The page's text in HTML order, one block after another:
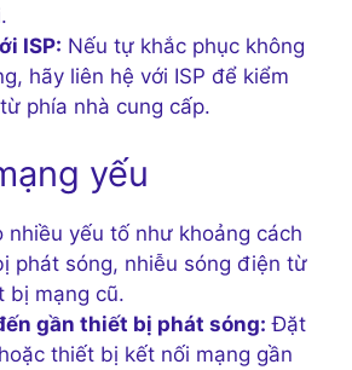
ISP: Nếu tự khắc phục không
hãy liên hệ với ISP để kiểm
phía nhà cung cấp.
yếu
nhiều yếu tố như khoảng cách
phát sóng, nhiễu sóng điện từ
bị mạng cũ.
gần thiết bị phát sóng: Đặt
thiết bị kết nối mạng gần